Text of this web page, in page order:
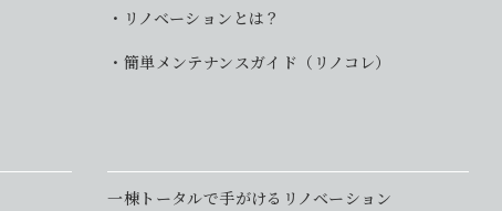
リノベーションとは？
簡単メンテナンスガイド（リノコレ）
一棟トータルで手がけるリノベーション